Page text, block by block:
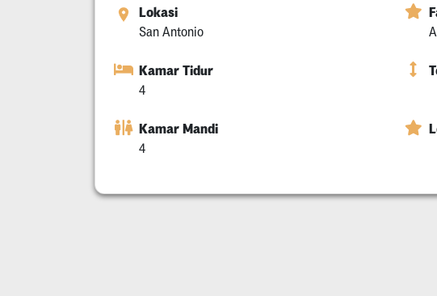
Lokasi
San Antonio
Kamar Tidur
4
Kamar Mandi
4